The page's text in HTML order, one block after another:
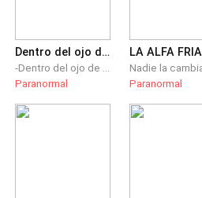
Dentro del ojo de ella
-Dentro del ojo de ella- Diana, Mariana y Elena son tres viajeras que llegan a una casa muy vieja que pertenecía a unos familiares de Mariana y Elena todo va bien en la casa hasta que Elena se desaparece empiezan a buscarla y descubren que nada es lo que parece, luego múltiples sucesos le pasan a Diana que recordara en su vida a lo largo de los años
Paranormal
LA ALFA FRIA
Paranormal